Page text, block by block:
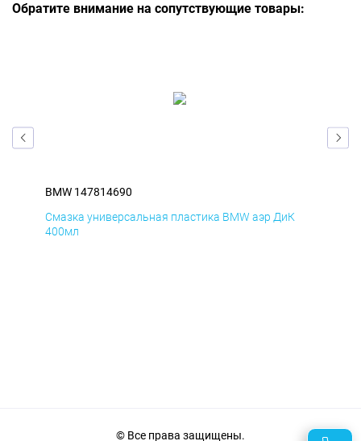
Обратите внимание на сопутствующие товары:
BMW 147814690
Смазка универсальная пластика BMW аэр ДиК
400мл
© Все права защищены.